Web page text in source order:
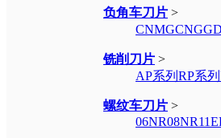
负角车刀片 >
CNMGCNGG
铣削刀片 >
AP系列 RP系列
螺纹车刀片 >
06NR08NR